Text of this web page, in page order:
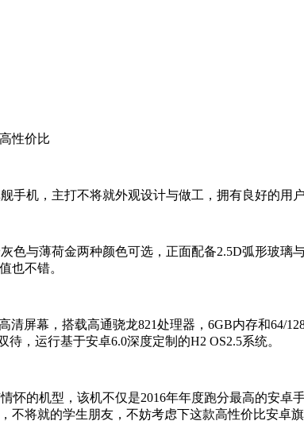
性价比
机，主打不将就外观设计与做工，拥有良好的用户
与薄荷金两种颜色可选，正面配备2.5D弧形玻璃
也不错。
屏幕，搭载高通骁龙821处理器，6GB内存和64/
，运行基于安卓6.0深度定制的H2 OS2.5系统。
的机型，该机不仅是2016年年度跑分最高的安卓
不将就的学生朋友，不妨考虑下这款高性价比安卓旗